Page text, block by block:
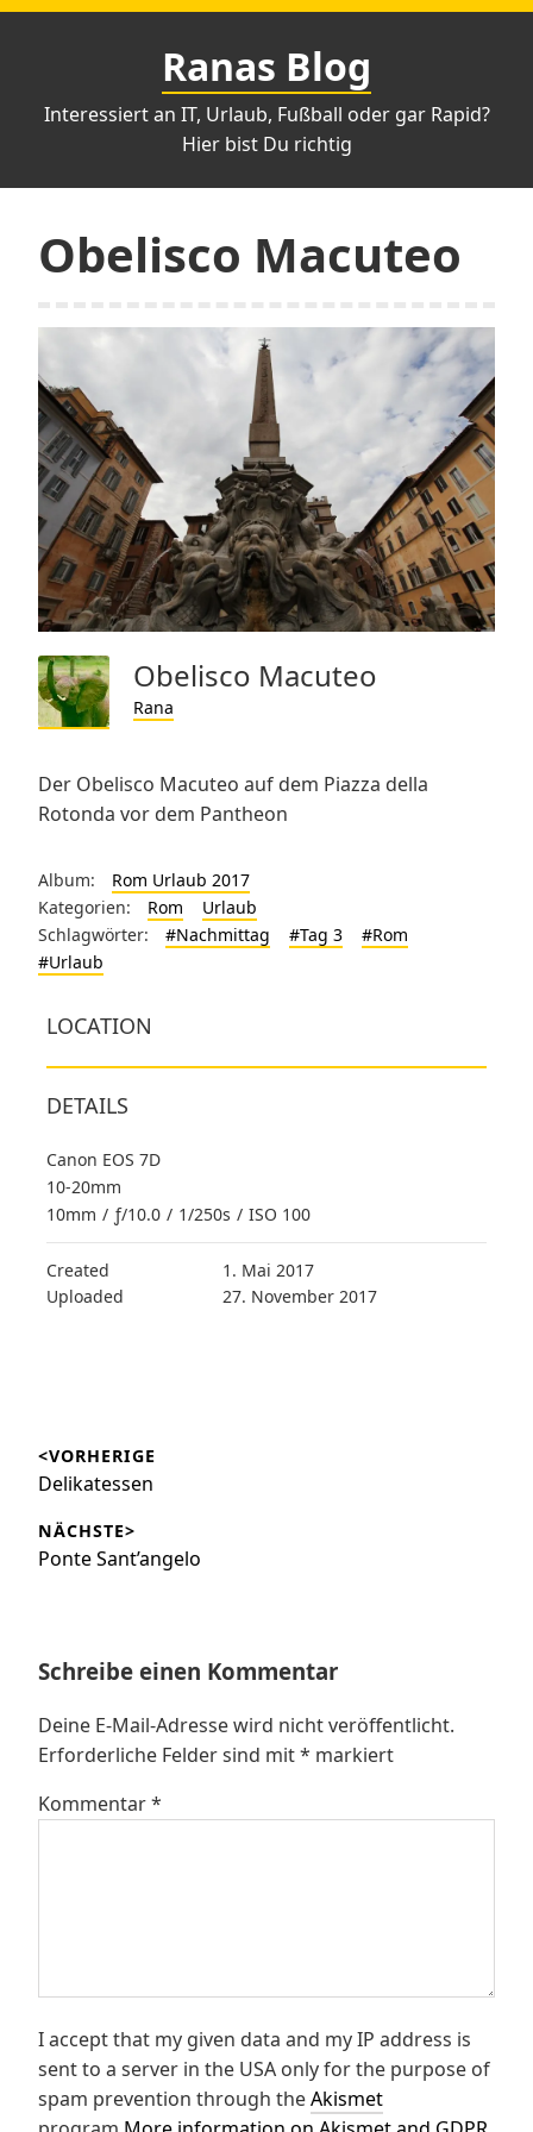
Zum
Ranas Blog
Interessiert an IT, Urlaub, Fußball oder gar Rapid?
Hier bist Du richtig
Obelisco Macuteo
Obelisco Macuteo
Rana
Der Obelisco Macuteo auf dem Piazza della
Rotonda vor dem Pantheon
Album:
Rom Urlaub 2017
Kategorien:
Rom
Urlaub
Schlagwörter:
#Nachmittag #Tag 3
#Rom
#Urlaub
LOCATION
DETAILS
Canon EOS 7D
10-20mm
10mm / ƒ/10.0 / 1/250s / ISO 100
Created
1. Mai 2017
Uploaded
27. November 2017
<VORHERIGE
Vorheriger
Delikatessen
NÄCHSTE>
Nächster
Ponte Sant’angelo
Schreibe einen Kommentar
Deine E-Mail-Adresse wird nicht veröffentlicht.
Erforderliche Felder sind mit* markiert
Kommentar*
I accept that my given data and my IP address is
sent to a server in the USA only for the purpose of
spam prevention through theAkismet